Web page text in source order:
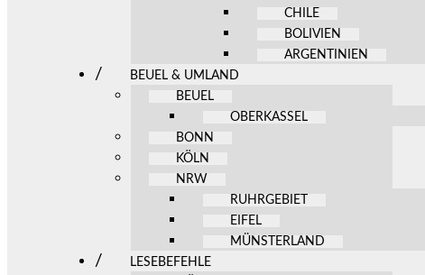
CHILE
BOLIVIEN
ARGENTINIEN
BEUEL & UMLAND
BEUEL
OBERKASSEL
BONN
KÖLN
NRW
RUHRGEBIET
EIFEL
MÜNSTERLAND
LESEBEFEHLE